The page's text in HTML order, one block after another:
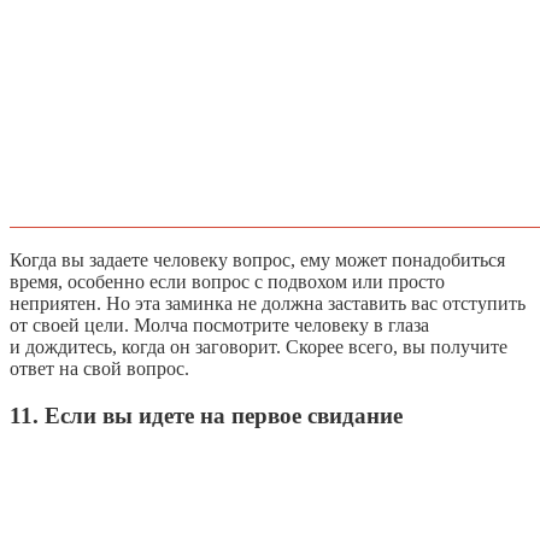
Когда вы задаете человеку вопрос, ему может понадобиться
время, особенно если вопрос с подвохом или просто
неприятен. Но эта заминка не должна заставить вас отступить
от своей цели. Молча посмотрите человеку в глаза
и дождитесь, когда он заговорит. Скорее всего, вы получите
ответ на свой вопрос.
11. Если вы идете на первое свидание